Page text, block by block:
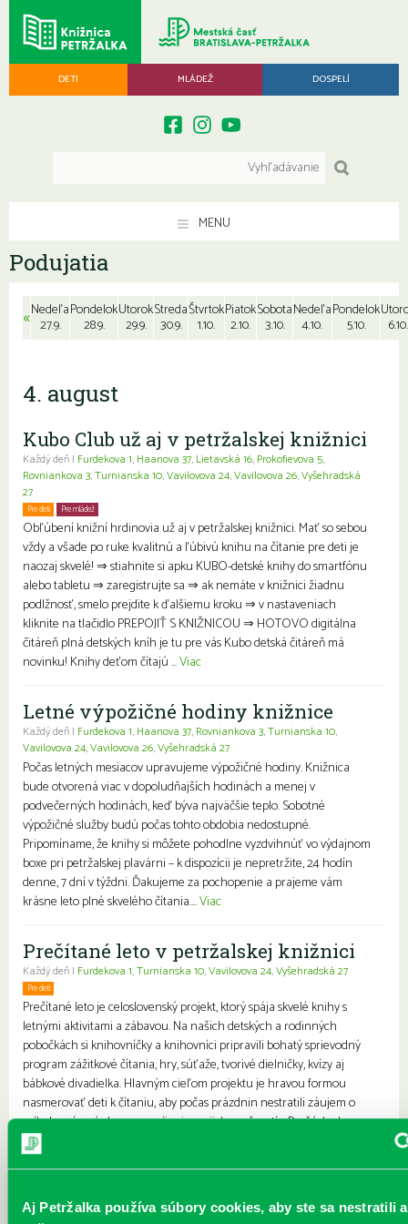
Aj Petržalka používa súbory cookies, aby ste sa nestratili
DETI MLÁDEŽ DOSPELÍ
MENU
Podujatia
«Nedeľa
27.9.
Pondelok
28.9.
Utorok
29.9.
Streda
30.9.
Štvrtok
1.10.
Piatok
2.10.
Sobota
3.10.
Nedeľa
4.10.
Pondelok
5.10. 6.10.
4. august
Kubo Club už aj v petržalskej knižnici
Každý deň | Furdekova 1, Haanova 37, Lietavská 16, Prokofievova 5,
Rovniankova 3,Turnianska 10,Vavilovova 24,Vavilovova 26,Vyšehradská
27
Pre deti Pre mládež
Obľúbení knižní hrdinovia už aj v petržalskej knižnici. Mať so sebou
vždy a všade po ruke kvalitnú a ľúbivú knihu na čítanie pre deti je
naozaj skvelé! ⇒ stiahnite si apku KUBO-detské knihy do smartfónu
alebo tabletu ⇒ zaregistrujte sa ⇒ ak nemáte v knižnici žiadnu
podlžnosť, smelo prejdite k ďalšiemu kroku ⇒ v nastaveniach
kliknite na tlačidlo PREPOJIŤ S KNIŽNICOU ⇒ HOTOVO digitálna
čitáreň plná detských kníh je tu pre vás Kubo detská čitáreň má
novinku! Knihy deťom čítajú ...Viac
Letné výpožičné hodiny knižnice
Každý deň | Furdekova 1, Haanova 37, Rovniankova 3,Turnianska 10,
Vavilovova 24,Vavilovova 26,Vyšehradská 27
Počas letných mesiacov upravujeme výpožičné hodiny. Knižnica
bude otvorená viac v dopoludňajších hodinách a menej v
podvečerných hodinách, keď býva najväčšie teplo. Sobotné
výpožičné služby budú počas tohto obdobia nedostupné.
Pripomíname, že knihy si môžete pohodlne vyzdvihnúť vo výdajnom
boxe pri petržalskej plavárni – k dispozícii je nepretržite, 24 hodín
denne, 7 dní v týždni. Ďakujeme za pochopenie a prajeme vám
krásne leto plné skvelého čítania....Viac
Prečítané leto v petržalskej knižnici
Každý deň | Furdekova 1,Turnianska 10,Vavilovova 24,Vyšehradská 27
Pre deti
Prečítané leto je celoslovenský projekt, ktorý spája skvelé knihy s
letnými aktivitami a zábavou. Na našich detských a rodinných
pobočkách si knihovníčky a knihovníci pripravili bohatý sprievodný
program zážitkové čítania, hry, súťaže, tvorivé dielničky, kvízy aj
bábkové divadielka. Hlavným cieľom projektu je hravou formou
nasmerovať deti k čítaniu, aby počas prázdnin nestratili záujem o
príbehy, písané slovo a rozvíjanie svojich zručností. Brožúrku k
tohtoročnému Prečítanému letu s...
dotyk architektúry